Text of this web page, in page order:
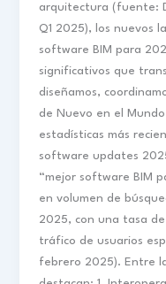
arquitectura (fuente:
Q1 2025), los nuevos
software BIM para
significativos que
diseñamos,
de Nuevo en el
estadísticas más
software updates
“mejor software BIM
en volumen de
2025, con una tasa
tráfico de usuarios
febrero 2025). Entre